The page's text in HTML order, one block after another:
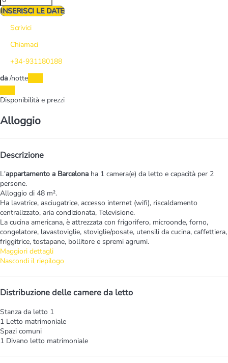
INSERISCI LE DATE
Scrivici
Chiamaci
+34-931180188
da /notte
Disponibilità e prezzi
Alloggio
Descrizione
L'appartamento a Barcelona ha 1 camera(e) da letto e capacità per 2
persone.
Alloggio di 48 m².
Ha lavatrice, asciugatrice, accesso internet (wifi), riscaldamento
centralizzato, aria condizionata, Televisione.
La cucina americana, è attrezzata con frigorifero, microonde, forno,
congelatore, lavastoviglie, stoviglie/posate, utensili da cucina, caffettiera,
friggitrice, tostapane, bollitore e spremi agrumi.
Maggiori dettagli
Nascondi il riepilogo
Distribuzione delle camere da letto
Stanza da letto 1
1 Letto matrimoniale
Spazi comuni
1 Divano letto matrimoniale